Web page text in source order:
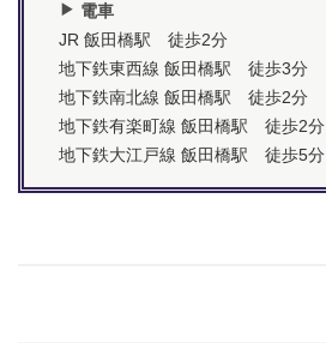
電車
JR 飯田橋駅 徒歩2分
地下鉄東西線 飯田橋駅 徒歩3分
地下鉄南北線 飯田橋駅 徒歩2分
地下鉄有楽町線 飯田橋駅 徒歩2分
地下鉄大江戸線 飯田橋駅 徒歩5分